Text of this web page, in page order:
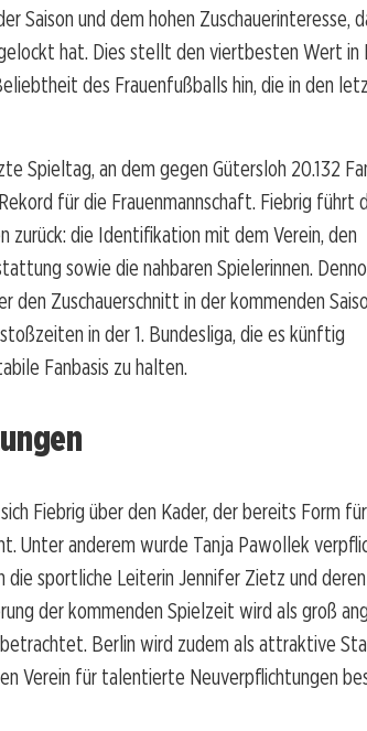
Saison und dem hohen Zuschauerinteresse,
hat. Dies stellt den viertbesten Wert in
des Frauenfußballs hin, die in den
Spieltag, an dem gegen Gütersloh 20.132
für die Frauenmannschaft. Fiebrig führt
zurück: die Identifikation mit dem Verein, den
sowie die nahbaren Spielerinnen.
den Zuschauerschnitt in der kommenden
in der 1. Bundesliga, die es künftig
Fanbasis zu halten.
Fiebrig über den Kader, der bereits Form
Unter anderem wurde Tanja Pawollek
die sportliche Leiterin Jennifer Zietz und deren
der kommenden Spielzeit wird als groß
Berlin wird zudem als attraktive
Verein für talentierte Neuverpflichtungen